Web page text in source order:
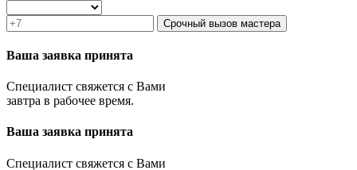
Срочный вызов мастера
Ваша заявка принята
Специалист свяжется с Вами
завтра в рабочее время.
Ваша заявка принята
Специалист свяжется с Вами